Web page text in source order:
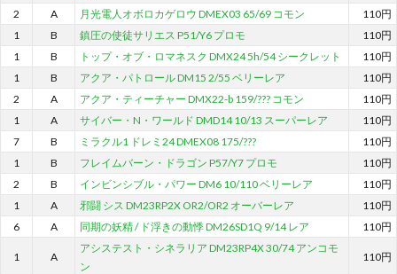
2 A 月光電人オボロカゲロウ DMEX03 65/69 コモン
110円
1
B 鎮圧の使徒サリエス P51/Y6 プロモ
110円
1
B トップ・オブ・ロマネスク DMX24 5h/54 シークレット
110円
1
B アクア・パトロール DM15 2/55 ベリーレア
110円
2
A アクア・ティーチャー DMX22-b 159/??? コモン
110円
1
A サイバー・N・ワールド DMD14 10/13 スーパーレア
110円
7
B ミラクル1 ドレミ24 DMEX08 175/???
110円
1
B フレイムバーン・ドラゴン P57/Y7 プロモ
110円
2
B インビンシブル・パワー DM6 10/110 ベリーレア
110円
1
A 邪闘 シス DM23RP2X OR2/OR2 オーバーレア
110円
6
A 同期の妖精 / ド浮きの動悸 DM26SD1Q 9/14 レア 110円
1 A
アシステスト・シネラリア DM23RP4X 30/74 アンコモ
ン
110円